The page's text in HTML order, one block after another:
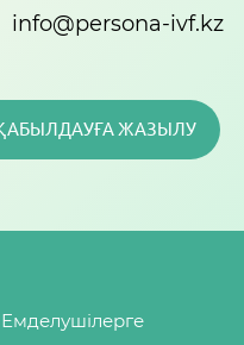
info@persona-ivf.kz
ЖАЗЫЛУ
Емделушілерге